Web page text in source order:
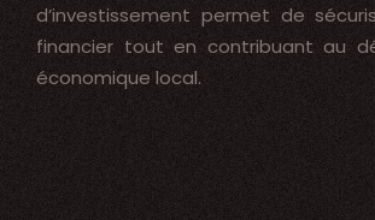
d’investissement permet de
financier tout en contribuant au
économique local.